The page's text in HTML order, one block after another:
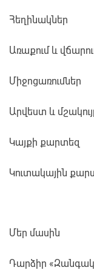
Հեղինակներ
Առաքում և
Միջոցառումներ
Արվեստ և
Կայքի քարտեզ
Կուտակային
Մեր մասին
Դարձիր